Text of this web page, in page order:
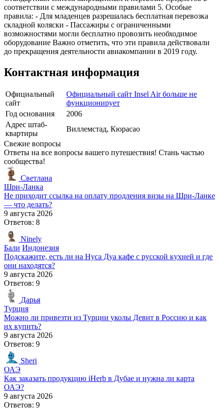
соответствии с международными правилами 5. Особые
правила: - Для младенцев разрешалась бесплатная перевозка
складной коляски - Пассажиры с ограниченными
возможностями могли бесплатно провозить необходимое
оборудование Важно отметить, что эти правила действовали
до прекращения деятельности авиакомпании в 2019 году.
Контактная информация
Официальный
сайт
Официальный сайт Insel Air больше не
функционирует
Год основания
2006
Адрес штаб-
квартиры
Виллемстад, Кюрасао
Свежие вопросы
Ответы на все вопросы вашего путешествия! Стань частью
сообщества!
Светлана
Шри-Ланка
Не приходит ссылка на оплату продления визы на Шри-Ланке
— что делать?
9 августа 2026
Ответов: 8
Ninely
Бали Индонезия
Подскажите, есть ли на Нуса Дуа кафе с русской кухней и где
они находятся?
9 августа 2026
Ответов: 9
Дарья
Турция
Можно ли привезти из Турции уколы Девит в Россию и как
их купить?
9 августа 2026
Ответов: 9
Sheri
ОАЭ
Как заказать продукцию iHerb в Дубае и нужна ли карта
ОАЭ?
9 августа 2026
Ответов: 9